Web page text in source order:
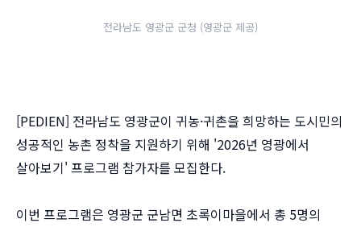
전라남도 영광군 군청 (영광군 제공)
[PEDIEN] 전라남도 영광군이 귀농·귀촌을 희망하는 도시민의
성공적인 농촌 정착을 지원하기 위해 '2026년 영광에서
살아보기' 프로그램 참가자를 모집한다.
이번 프로그램은 영광군 군남면 초록이마을에서 총 5명의